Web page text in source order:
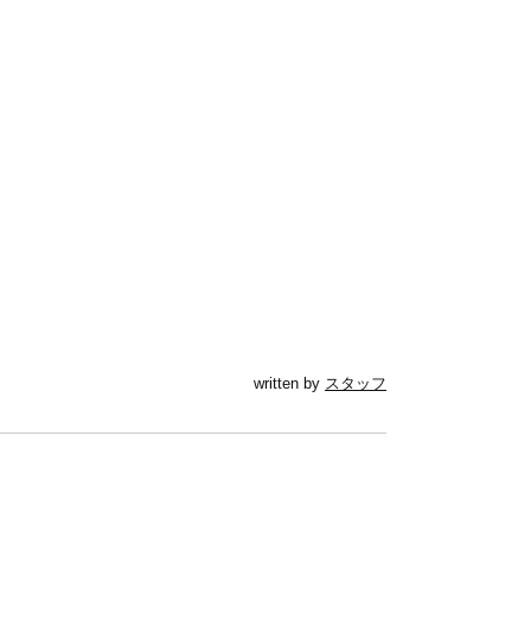
written by スタッフ